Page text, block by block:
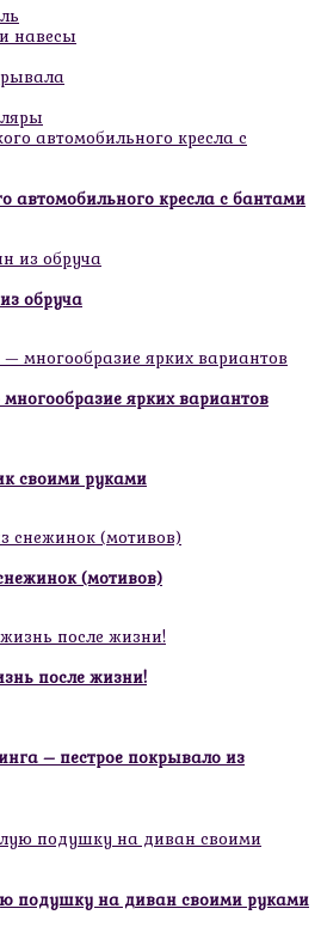
навесы
автомобильного кресла с бантами
обруча
ярких вариантов
своими руками
(мотивов)
после жизни!
– пестрое покрывало из
подушку на диван своими руками